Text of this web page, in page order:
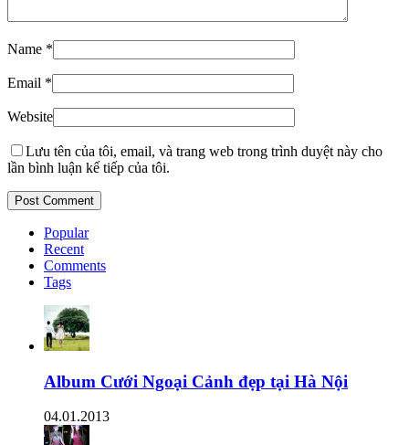
Name *
Email *
Website
Lưu tên của tôi, email, và trang web trong trình duyệt này cho
lần bình luận kế tiếp của tôi.
Popular
Recent
Comments
Tags
Album Cưới Ngoại Cảnh đẹp tại Hà Nội
04.01.2013